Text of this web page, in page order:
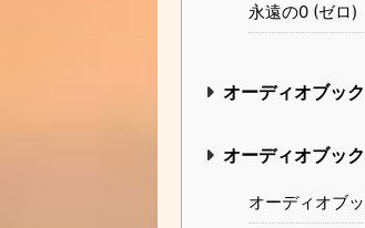
永遠の0 (ゼロ)
オーディオブッ
オーディオブッ
オーディオブ